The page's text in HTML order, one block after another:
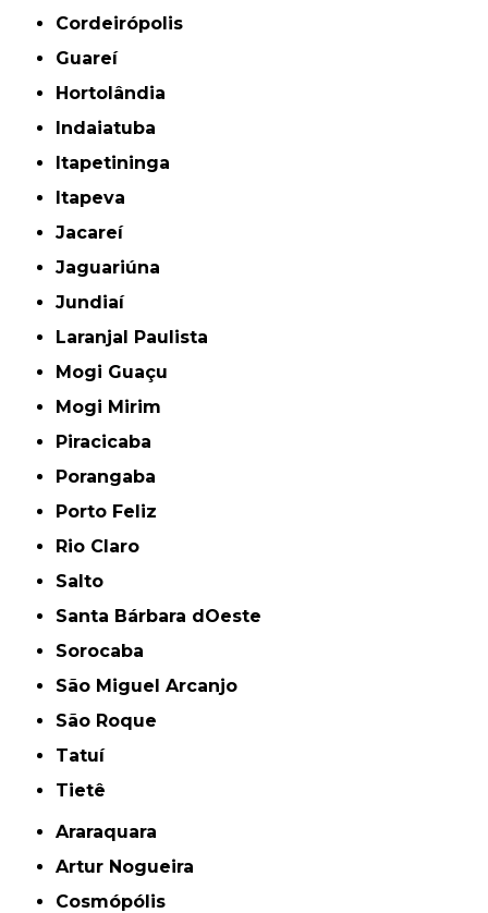
Cordeirópolis
Guareí
Hortolândia
Indaiatuba
Itapetininga
Itapeva
Jacareí
Jaguariúna
Jundiaí
Laranjal Paulista
Mogi Guaçu
Mogi Mirim
Piracicaba
Porangaba
Porto Feliz
Rio Claro
Salto
Santa Bárbara dOeste
Sorocaba
São Miguel Arcanjo
São Roque
Tatuí
Tietê
Araraquara
Artur Nogueira
Cosmópólis